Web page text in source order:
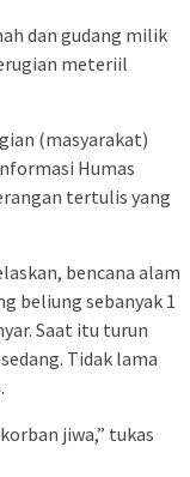
dan gudang milik
meteriil
(masyarakat)
Humas
tertulis yang
bencana alam
beliung sebanyak 1
Saat itu turun
Tidak lama
jiwa,” tukas